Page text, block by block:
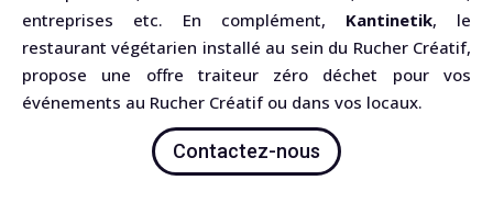
entreprises etc. En complément, Kantinetik, le
restaurant végétarien installé au sein du Rucher Créatif,
propose une offre traiteur zéro déchet pour vos
événements au Rucher Créatif ou dans vos locaux.
Contactez-nous